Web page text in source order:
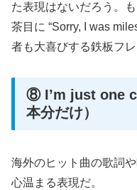
た表現はないだろう。
茶目に “Sorry, I was
者も大喜びする鉄板フレ
⑧ I’m just one
本分だけ）
海外のヒット曲の歌詞
心温まる表現だ。